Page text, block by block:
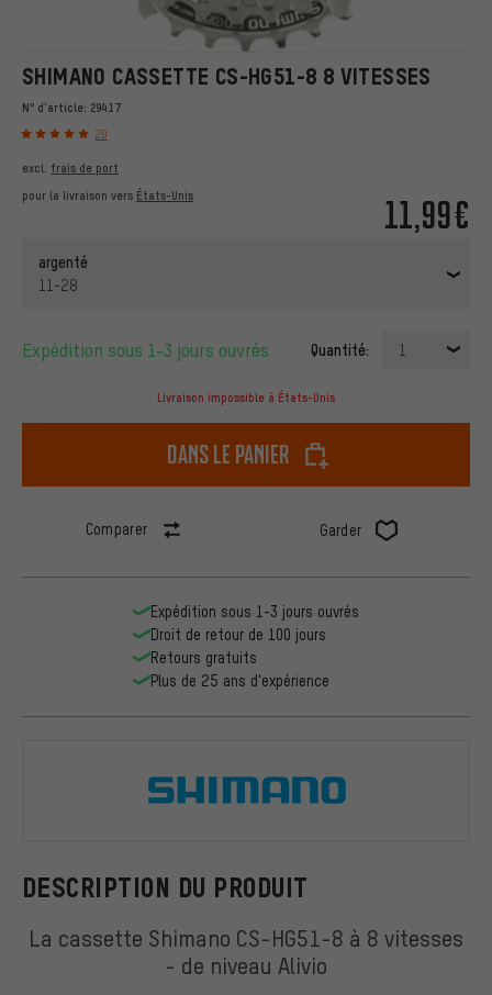
SHIMANO CASSETTE CS-HG51-8 8 VITESSES
N° d'article: 29417
20
11,99€
excl. frais de port
pour la livraison vers États-Unis
argenté
11-28
Expédition sous 1-3 jours ouvrés Quantité: 1
Livraison impossible à États-Unis
dans le panier
Comparer Garder
DESCRIPTION DU PRODUIT
La cassette Shimano CS-HG51-8 à 8 vitesses
- de niveau Alivio
Expédition sous 1-3 jours ouvrés
Droit de retour de 100 jours
Retours gratuits
Plus de 25 ans d'expérience
Shimano